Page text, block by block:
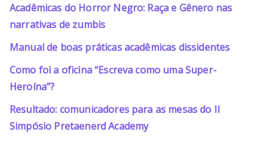
Acadêmicas do Horror Negro: Raça e Gênero nas
narrativas de zumbis
Manual de boas práticas acadêmicas dissidentes
Como foi a oficina “Escreva como uma Super-
Heroína”?
Resultado: comunicadores para as mesas do II
Simpósio Pretaenerd Academy